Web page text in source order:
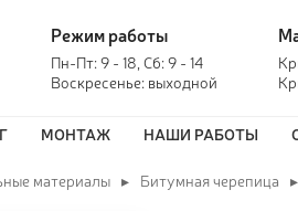
Режим работы
Пн-Пт: 9 - 18, Сб: 9 - 14
Воскресенье: выходной
МОНТАЖ НАШИ РАБОТЫ
материалы Битумная черепица